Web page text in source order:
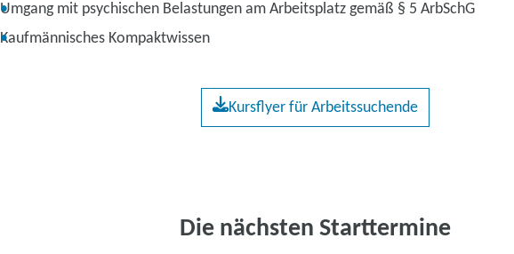
Umgang mit psychischen Belastungen am Arbeitsplatz gemäß § 5 ArbSchG
Kaufmännisches Kompaktwissen
Kursflyer für Arbeitssuchende
Die nächsten Starttermine